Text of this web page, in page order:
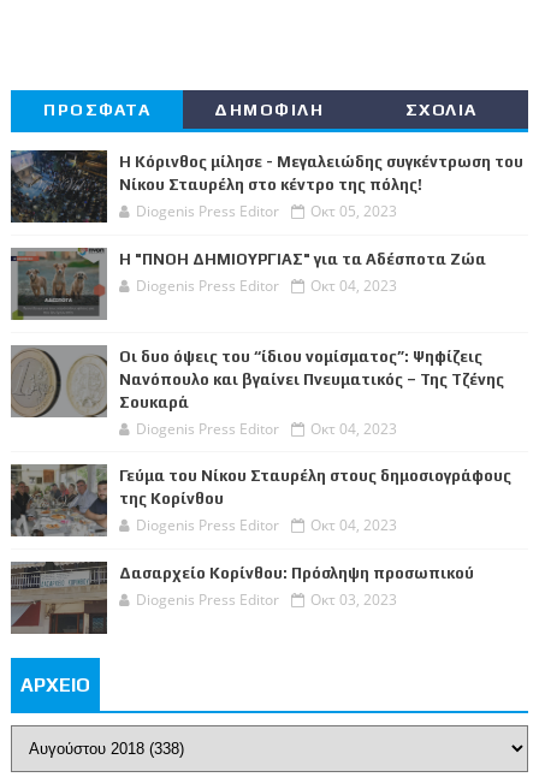
ΠΡΟΣΦΑΤΑ ΔΗΜΟΦΙΛΗ ΣΧΟΛΙΑ
Η Κόρινθος μίλησε - Μεγαλειώδης συγκέντρωση του
Νίκου Σταυρέλη στο κέντρο της πόλης!
Diogenis Press Editor Οκτ 05, 2023
Η "ΠΝΟΗ ΔΗΜΙΟΥΡΓΙΑΣ" για τα Αδέσποτα Ζώα
Diogenis Press Editor Οκτ 04, 2023
Οι δυο όψεις του “ίδιου νομίσματος”: Ψηφίζεις
Νανόπουλο και βγαίνει Πνευματικός – Της Τζένης
Σουκαρά
Diogenis Press Editor Οκτ 04, 2023
Γεύμα του Νίκου Σταυρέλη στους δημοσιογράφους
της Κορίνθου
Diogenis Press Editor Οκτ 04, 2023
Δασαρχείο Κορίνθου: Πρόσληψη προσωπικού
Diogenis Press Editor Οκτ 03, 2023
ΑΡΧΕΙΟ